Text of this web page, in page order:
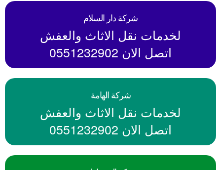
شركة دار السلام
لخدمات نقل الاثاث والعفش
اتصل الان 0551232902
شركة الهامة
لخدمات نقل الاثاث والعفش
اتصل الان 0551232902